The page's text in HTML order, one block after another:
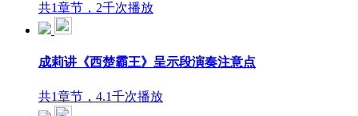
共1章节，2千次播放
成莉讲《西楚霸王》呈示段演奏注意点
共1章节，4.1千次播放